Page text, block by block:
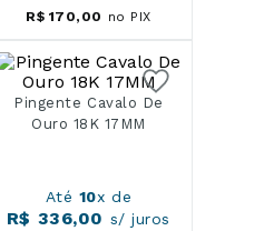
R$ 170, 00 no PIX
Pingente Cavalo De
Ouro 18K 17MM
Até 10x de
R$ 336,00 s/ juros